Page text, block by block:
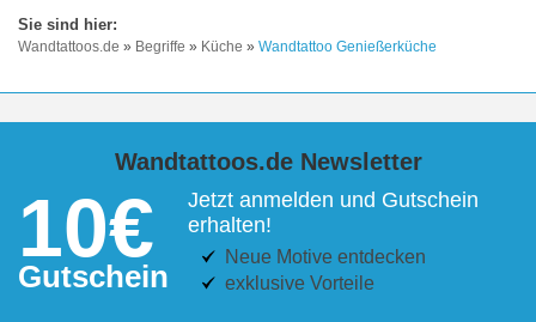
Wandtattoos.de » Begriffe » Küche » Wandtattoo Genießerküche
Wandtattoos.de Newsletter
10€
Gutschein
Jetzt anmelden und Gutschein
erhalten!
Neue Motive entdecken
exklusive Vorteile